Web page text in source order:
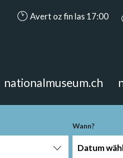
Avert oz fin las 17:00
nationalmuseum.ch
Wann?
Datum